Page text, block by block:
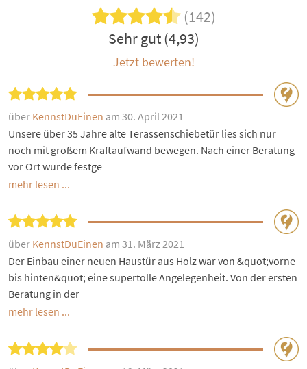
(142)
Sehr gut (4,93)
Jetzt bewerten!
über KennstDuEinen am 30. April 2021
Unsere über 35 Jahre alte Terassenschiebetür lies sich nur
noch mit großem Kraftaufwand bewegen. Nach einer Beratung
vor Ort wurde festge
mehr lesen ...
über KennstDuEinen am 31. März 2021
Der Einbau einer neuen Haustür aus Holz war von &quot;vorne
bis hinten&quot; eine supertolle Angelegenheit. Von der ersten
Beratung in der
mehr lesen ...